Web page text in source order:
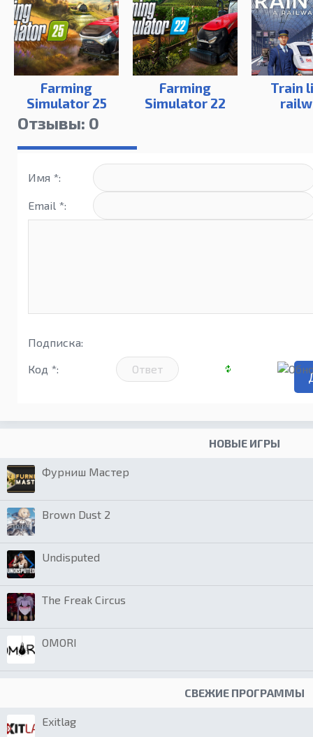
Farming
Simulator 25
Farming
Simulator 22
Train
Отзывы: 0
Имя *:
Email *:
Подписка:
Код *:
НОВЫЕ ИГРЫ
Фурниш Мастер
Brown Dust 2
Undisputed
The Freak Circus
OMORI
СВЕЖИЕ ПРОГРАММЫ
Exitlag